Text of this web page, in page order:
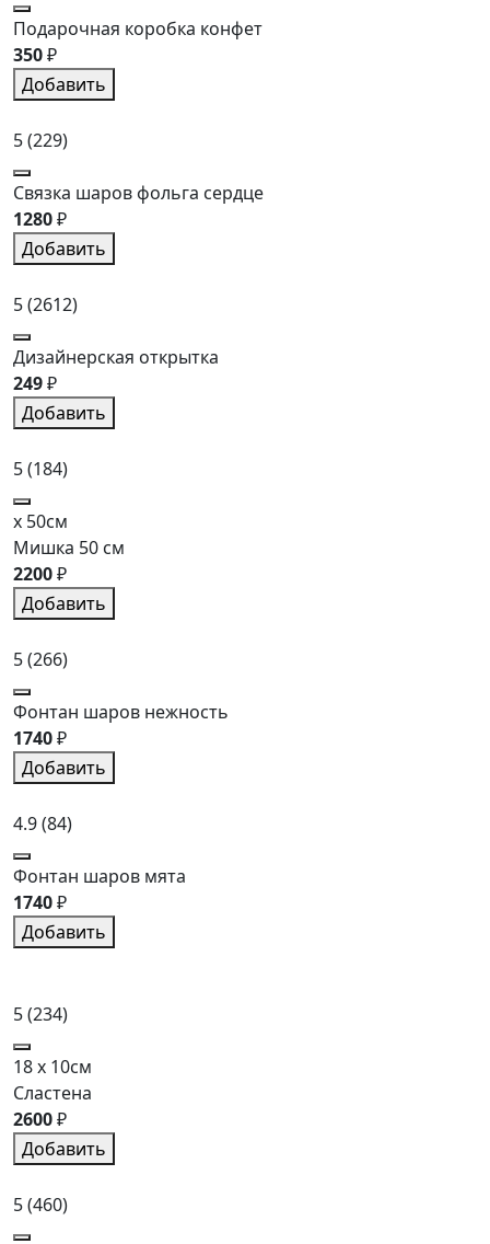
Подарочная коробка конфет
350₽
Добавить
5(229)
Связка шаров фольга сердце
1280₽
Добавить
5(2612)
Дизайнерская открытка
249₽
Добавить
5(184)
x 50см
Мишка 50 см
2200₽
Добавить
5(266)
Фонтан шаров нежность
1740₽
Добавить
4.9(84)
Фонтан шаров мята
1740₽
Добавить
5(234)
18 x 10см
Сластена
2600₽
Добавить
5(460)